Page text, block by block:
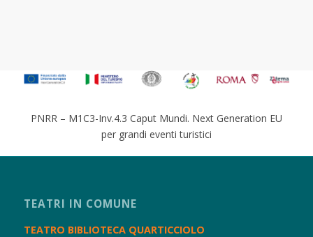
PNRR – M1C3-Inv.4.3 Caput Mundi. Next Generation EU
per grandi eventi turistici
TEATRI IN COMUNE
TEATRO BIBLIOTECA QUARTICCIOLO